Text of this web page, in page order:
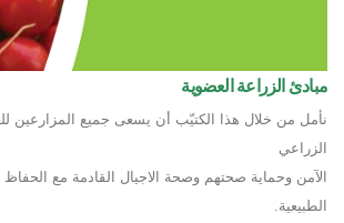
مبادئ الزراعة العضوية
نأمل من خلال هذا الكتيّب أن يسعى جميع المزارعين
الزراعي
الآمن وحماية صحتهم وصحة الاجيال القادمة مع
الطبيعية.